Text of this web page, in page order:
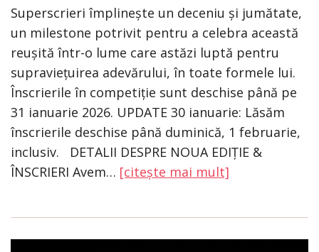
Superscrieri împlinește un deceniu și jumătate,
un milestone potrivit pentru a celebra această
reușită într-o lume care astăzi luptă pentru
supraviețuirea adevărului, în toate formele lui.
Înscrierile în competiție sunt deschise până pe
31 ianuarie 2026. UPDATE 30 ianuarie: Lăsăm
înscrierile deschise până duminică, 1 februarie,
inclusiv. DETALII DESPRE NOUA EDIȚIE &
ÎNSCRIERI Avem… [citește mai mult]